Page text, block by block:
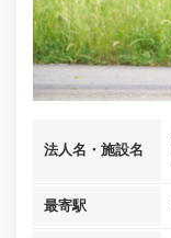
法人名・施設名
最寄駅